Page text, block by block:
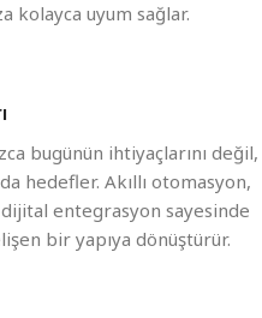
kolayca uyum sağlar.
bugünün ihtiyaçlarını değil,
hedefler. Akıllı otomasyon,
entegrasyon sayesinde
bir yapıya dönüştürür.